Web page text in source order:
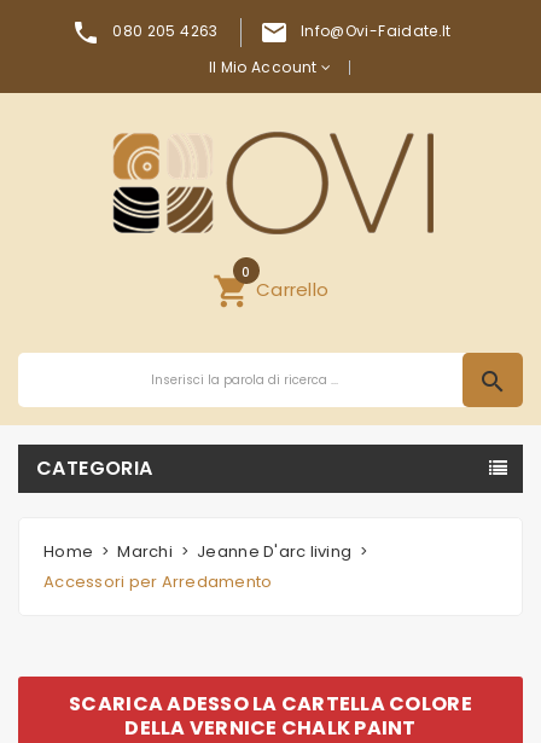
 080 205 4263 
Info@ovi-Faidate.it
Il Mio Account
shopping_cartCarrello
0
search
CATEGORIA
Home Marchi
Jeanne D'arc living
Accessori per Arredamento
SCARICA ADESSO LA CARTELLA COLORE
DELLA VERNICE CHALK PAINT